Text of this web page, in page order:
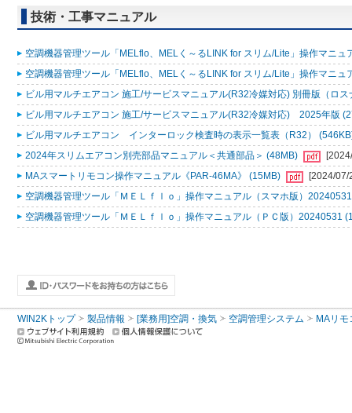
技術・工事マニュアル
空調機器管理ツール「MELflo、MELく～るLINK for スリム/Lite」操作マニュ
空調機器管理ツール「MELflo、MELく～るLINK for スリム/Lite」操作マニュ
ビル用マルチエアコン 施工/サービスマニュアル(R32冷媒対応) 別冊版（ロ
ビル用マルチエアコン 施工/サービスマニュアル(R32冷媒対応) 2025年版
ビル用マルチエアコン インターロック検査時の表示一覧表（R32）
2024年スリムエアコン別売部品マニュアル＜共通部品＞ (48MB)
MAスマートリモコン操作マニュアル《PAR-46MA》 (15MB)
[2024/07/
空調機器管理ツール「ＭＥＬｆｌｏ」操作マニュアル（スマホ版）
空調機器管理ツール「ＭＥＬｆｌｏ」操作マニュアル（ＰＣ版）20240531
WIN2Kトップ 製品情報 [業務用]空調・換気 空調管理システム MAリモ